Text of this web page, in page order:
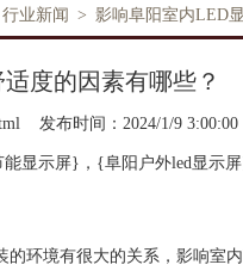
行业新闻 > 影响阜阳室内LED
度的因素有哪些？
发布时间：2024/1/9 3:00:00
能显示屏}，{阜阳户外led显示
环境有很大的关系，影响室